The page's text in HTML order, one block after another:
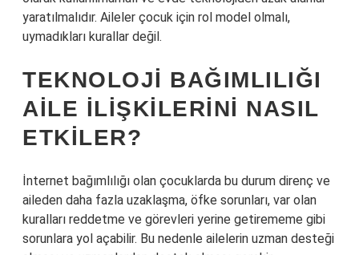
yaratılmalıdır. Aileler çocuk için rol model olmalı,
uymadıkları kurallar değil.
TEKNOLOJI BAĞIMLILIĞI
AILE ILIŞKILERINI NASIL
ETKILER?
İnternet bağımlılığı olan çocuklarda bu durum direnç ve
aileden daha fazla uzaklaşma, öfke sorunları, var olan
kuralları reddetme ve görevleri yerine getirememe gibi
sorunlara yol açabilir. Bu nedenle ailelerin uzman desteği